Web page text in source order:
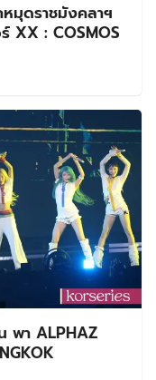
หมุดราชมังคลาฯ
XX : COSMOS
พา ALPHAZ